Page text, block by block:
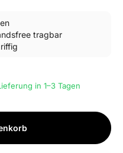
tragbar
in 1–3 Tagen